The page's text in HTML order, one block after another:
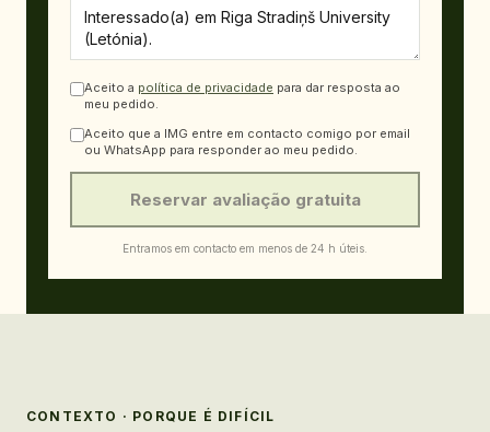
Aceito a política de privacidade para dar resposta ao
meu pedido.
Aceito que a IMG entre em contacto comigo por email
ou WhatsApp para responder ao meu pedido.
Reservar avaliação gratuita
Entramos em contacto em menos de 24 h úteis.
CONTEXTO · PORQUE É DIFÍCIL